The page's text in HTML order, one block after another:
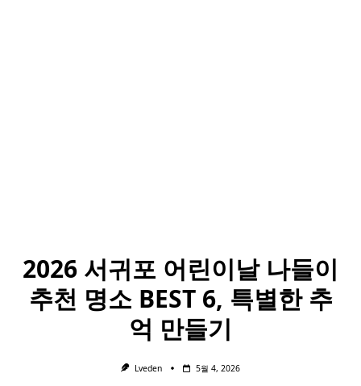
2026 서귀포 어린이날 나들이
추천 명소 BEST 6, 특별한 추
억 만들기
Lveden 5월 4, 2026